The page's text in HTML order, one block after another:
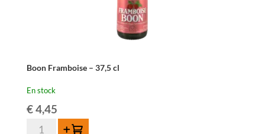
Boon Framboise – 37,5 cl
En stock
€4,45
quantité
Ajouter au panier